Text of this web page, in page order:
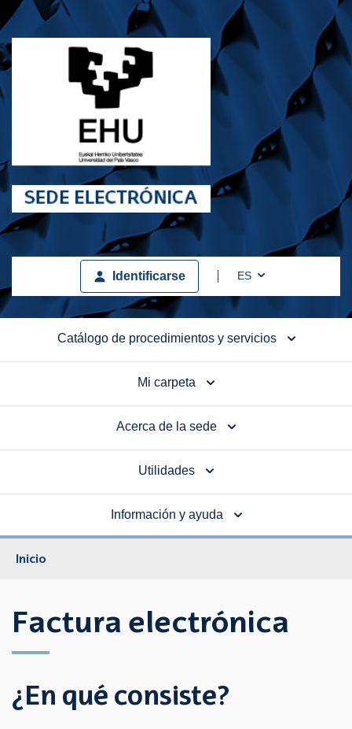
ES Toggle Dropdown
Identificarse
Catálogo de procedimientos y servicios
Mi carpeta
Acerca de la sede
Utilidades
Información y ayuda
Inicio
Factura electrónica
¿En qué consiste?